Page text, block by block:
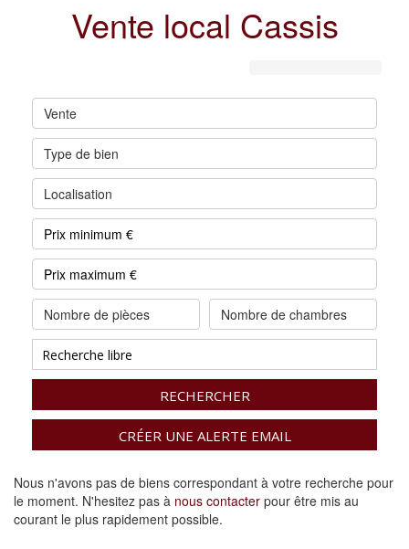
Vente local Cassis
Vente
Type de bien
Localisation
Nombre de pièces Nombre de chambres
RECHERCHER
CRÉER UNE ALERTE EMAIL
Nous n'avons pas de biens correspondant à votre recherche pour
le moment. N'hesitez pas à nous contacter pour être mis au
courant le plus rapidement possible.